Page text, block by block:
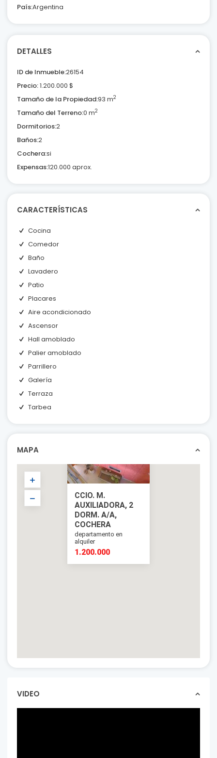
País:Argentina
DETALLES
ID de Inmueble:26154
Precio:1.200.000 $
Tamaño de la Propiedad:93 m2
Tamaño del Terreno:0 m2
Dormitorios:2
Baños:2
Cochera:si
Expensas:120.000 aprox.
CARACTERÍSTICAS
Cocina
Comedor
Baño
Lavadero
Patio
Placares
Aire acondicionado
Ascensor
Hall amoblado
Palier amoblado
Parrillero
Galería
Terraza
Tarbea
MAPA
1.200.000
CCIO. M.
AUXILIADORA, 2
DORM. A/A,
COCHERA
departamento en
alquiler
1.200.000
VIDEO